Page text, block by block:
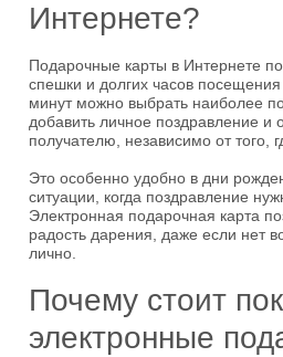
Интернете?
Подарочные карты в Интернете
спешки и долгих часов
минут можно выбрать наиболее
добавить личное поздравление и
получателю, независимо от того,
Это особенно удобно в дни
ситуации, когда поздравление
Электронная подарочная карта
радость дарения, даже если нет
лично.
Почему стоит
электронные